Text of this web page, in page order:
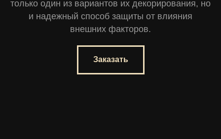
только один из вариантов их декорирования, но
и надежный способ защиты от влияния
внешних факторов.
Заказать